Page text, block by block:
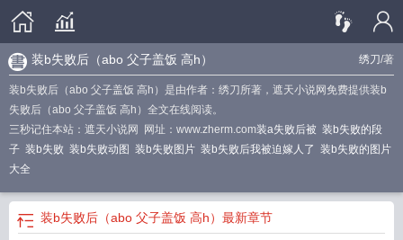
绣刀/著
装b失败后（abo 父子盖饭 高h）
装b失败后（abo 父子盖饭 高h）是由作者：绣刀所著，遮天小说网免费提供装b
失败后（abo 父子盖饭 高h）全文在线阅读。
三秒记住本站：遮天小说网 网址：www.zherm.com装a失败后被 装b失败的段
子 装b失败 装b失败动图 装b失败图片 装b失败后我被迫嫁人了 装b失败的图片
大全
装b失败后（abo 父子盖饭 高h） 最新章节